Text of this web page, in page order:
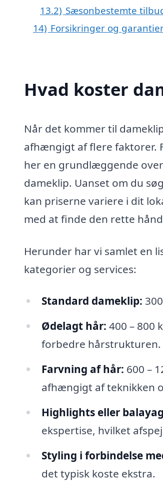
13.2) Sæsonbestemte
14) Forsikringer og
Hvad koster
Når det kommer til
afhængigt af flere faktorer.
her en grundlæggende
dameklip. Uanset om du
kan priserne variere i dit
med at finde den rette
Herunder har vi samlet en
kategorier og services:
Standard dameklip:
Ødelagt hår: 400 – 800
forbedre hårstrukturen.
Farvning af hår: 600 –
afhængigt af teknikken
Highlights eller
ekspertise, hvilket
Styling i forbindelse
det typisk koste ekstra.